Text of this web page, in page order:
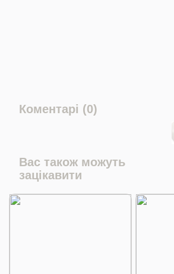
Коментарі (0)
Вас також можуть
зацікавити